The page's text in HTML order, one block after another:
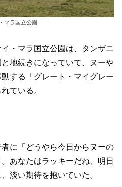
マラ国立公園
・マラ国立公園は、タンザニ
地続きになっていて、ヌーや
する「グレート・マイグレー
ている。
に「どうやら今日からヌーの
あなたはラッキーだね、明日
淡い期待を抱いていた。